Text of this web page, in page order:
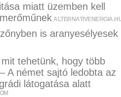
miatt üzemben kell
is aranyesélyesek
tehetünk, hogy több
A német sajtó ledobta az
látogatása alatt